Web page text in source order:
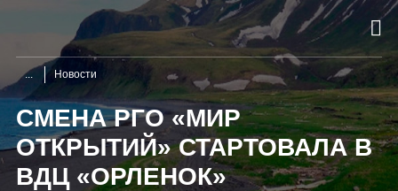
Новости
СМЕНА РГО «МИР
ОТКРЫТИЙ» СТАРТОВАЛА В
ВДЦ «ОРЛЕНОК»